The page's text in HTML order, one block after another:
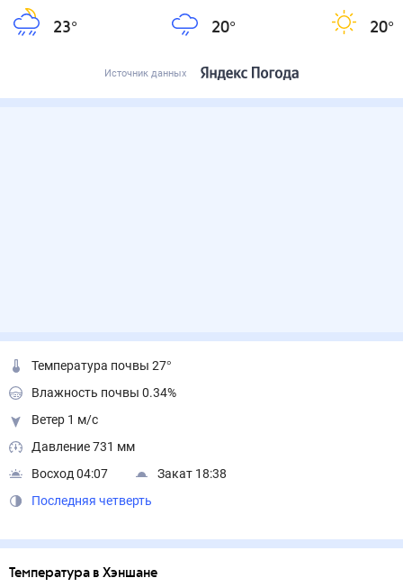
23° 20° 20°
Источник данных
Температура почвы 27°
Влажность почвы 0.34%
Ветер 1 м/с
Давление 731 мм
Восход 04:07
Закат 18:38
Последняя четверть
Температура в Хэншане